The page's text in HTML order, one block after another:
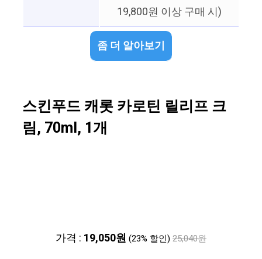
19,800원 이상 구매 시)
좀 더 알아보기
스킨푸드 캐롯 카로틴 릴리프 크
림, 70ml, 1개
가격 : 19,050원 (23% 할인) 25,040원